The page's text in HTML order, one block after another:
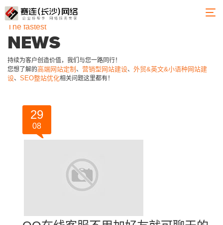
The fastest
NEWS
持续为客户创造价值，我们与您一路同行！
您想了解的高端网站定制 、 营销型网站建设、 外贸&英文&小语种网站建
设、 SEO整站优化相关问题这里都有！
29
08